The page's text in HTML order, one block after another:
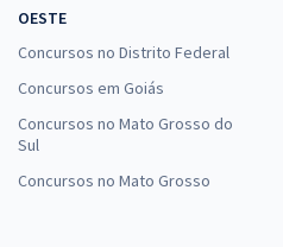
OESTE
Concursos no Distrito Federal
Concursos em Goiás
Concursos no Mato Grosso do
Sul
Concursos no Mato Grosso